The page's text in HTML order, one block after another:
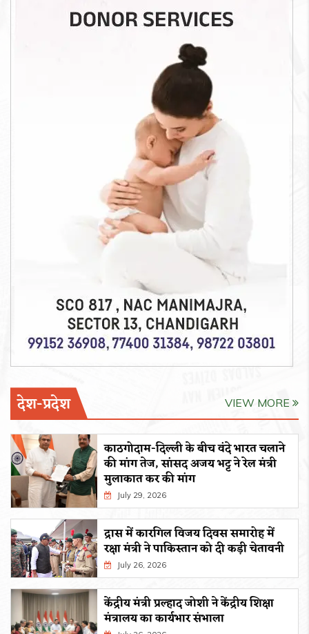
देश-प्रदेश VIEW MORE
काठगोदाम-दिल्ली के बीच वंदे भारत चलाने
की मांग तेज, सांसद अजय भट्ट ने रेल मंत्री
मुलाकात कर की मांग
July 29, 2026
द्रास में कारगिल विजय दिवस समारोह में
रक्षा मंत्री ने पाकिस्तान को दी कड़ी चेतावनी
July 26, 2026
केंद्रीय मंत्री प्रल्हाद जोशी ने केंद्रीय शिक्षा
मंत्रालय का कार्यभार संभाला